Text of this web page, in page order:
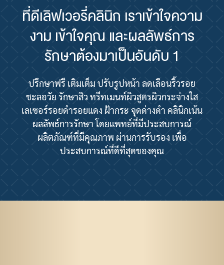
ที่ดีเลิฟเวอรี่คลินิก เราเข้าใจความ
งาม เข้าใจคุณ และผลลัพธ์การ
รักษาต้องมาเป็นอันดับ 1
ปรึกษาฟรี เติมเต็ม ปรับรูปหน้า ลดเลือนริ้วรอย
ชะลอวัย รักษาสิว ทรีทเมนท์ผิวสูตรผิวกระจ่างใส
เลเซอร์รอยดำรอยแดง ฝ้ากระ จุดด่างดำ คลินิกเน้น
ผลลัพธ์การรักษา โดยแพทย์ที่มีประสบการณ์
ผลิตภัณฑ์ที่มีคุณภาพ ผ่านการรับรอง เพื่อ
ประสบการณ์ที่ดีที่สุดของคุณ